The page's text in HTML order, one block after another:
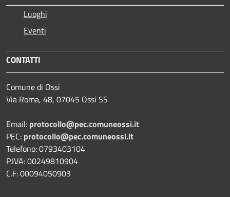
Luoghi
Eventi
CONTATTI
Comune di Ossi
Via Roma, 48, 07045 Ossi SS
Email: protocollo@pec.comuneossi.it
PEC: protocollo@pec.comuneossi.it
Telefono: 0793403104
P.IVA: 00249810904
C.F: 00094050903